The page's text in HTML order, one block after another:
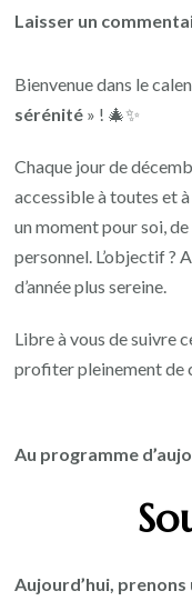
Laisser un
Bienvenue dans le
sérénité » ! 🎄✨
Chaque jour de
accessible à toutes et
un moment pour soi,
personnel. L’objectif ?
d’année plus sereine.
Libre à vous de suivre
profiter pleinement de
Au programme
Aujourd’hui,